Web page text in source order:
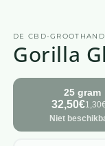
modaal
venster
DE CBD-
Gorilla
25 gram
32,50€
Niet